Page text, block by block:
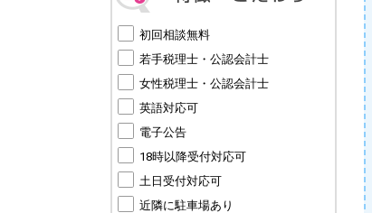
初回相談無料
若手税理士・公認会計士
女性税理士・公認会計士
英語対応可
電子公告
18時以降受付対応可
土日受付対応可
近隣に駐車場あり